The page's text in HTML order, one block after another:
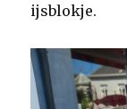
ijsblokje.